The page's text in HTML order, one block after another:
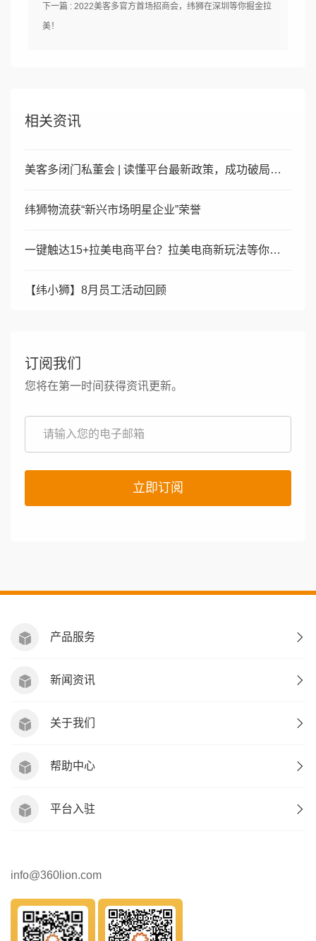
下一篇 : 2022美客多官方首场招商会，纬狮在深圳等你掘金拉
美！
相关资讯
美客多闭门私董会 | 读懂平台最新政策，成功破局当前困境
纬狮物流获“新兴市场明星企业”荣誉
一键触达15+拉美电商平台？拉美电商新玩法等你来！
【纬小狮】8月员工活动回顾
订阅我们
您将在第一时间获得资讯更新。
立即订阅
产品服务
新闻资讯
关于我们
帮助中心
平台入驻
info@360lion.com